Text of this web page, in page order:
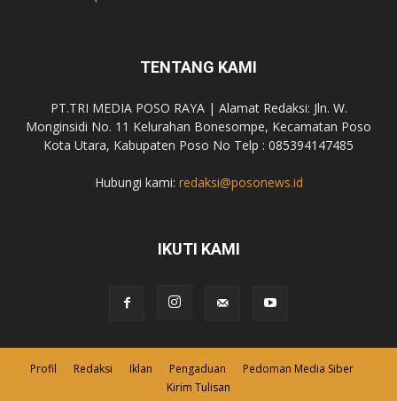
TENTANG KAMI
PT.TRI MEDIA POSO RAYA | Alamat Redaksi: Jln. W.
Monginsidi No. 11 Kelurahan Bonesompe, Kecamatan Poso
Kota Utara, Kabupaten Poso No Telp : 085394147485
Hubungi kami: redaksi@posonews.id
IKUTI KAMI
Profil Redaksi Iklan Pengaduan
Pedoman Media Siber
Kirim Tulisan